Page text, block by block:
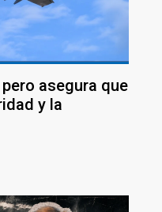
asegura que
y la